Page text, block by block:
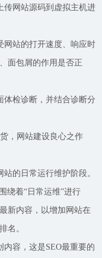
传网站源码到虚拟主机进
网站的打开速度、响应时
面包屑的作用是否正
体检诊断，并结合诊断分
，网站建设良心之作
的日常运行维护阶段。
绕着“日常运维”进行
新内容，以增加网站在
名。
容，这是SEO最重要的